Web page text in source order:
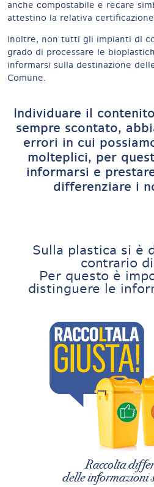
anche compostabile e recare
attestino la relativa
Inoltre, non tutti gli impianti di
grado di processare le
informarsi sulla destinazione
Comune.
Individuare il
sempre scontato,
errori in cui
molteplici, per
informarsi e
differenziare i
Sulla plastica si è
contrario
Per questo è
distinguere le
Raccolta
delle informazioni